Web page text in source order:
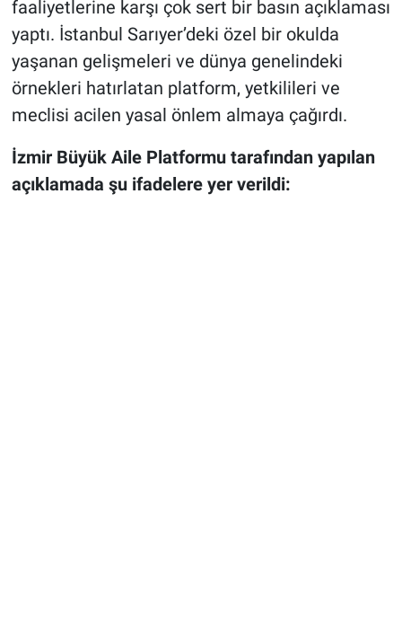
faaliyetlerine karşı çok sert bir basın açıklaması
yaptı. İstanbul Sarıyer’deki özel bir okulda
yaşanan gelişmeleri ve dünya genelindeki
örnekleri hatırlatan platform, yetkilileri ve
meclisi acilen yasal önlem almaya çağırdı.
İzmir Büyük Aile Platformu tarafından yapılan
açıklamada şu ifadelere yer verildi: